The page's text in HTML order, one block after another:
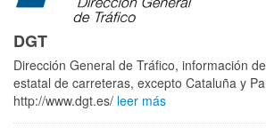
DGT
Dirección General de Tráfico, información
estatal de carreteras, excepto Cataluña y
http://www.dgt.es/ leer más